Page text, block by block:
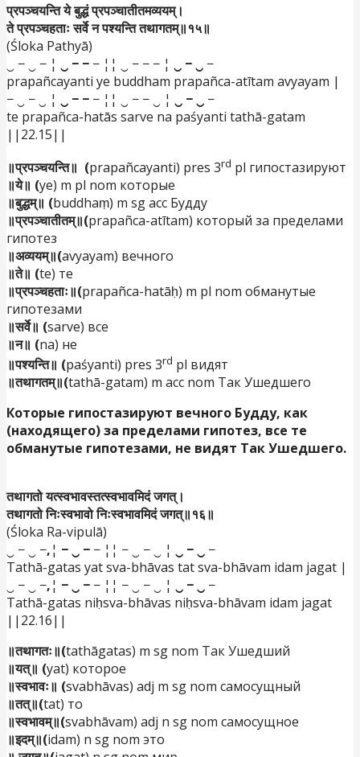
प्रपञ्चयन्ति ये बुद्धं प्रपञ्चातीतमव्ययम्।
ते प्रपञ्चहताः सर्वे न पश्यन्ति तथागतम्॥१५॥
(Śloka Pathyā)
‿ − ‿ − ¦ ‿ − − − ¦¦ ‿ − − − ¦ ‿ − ‿ −
prapañcayanti ye buddham prapañca-atītam avyayam |
− ‿ − ‿ ¦ ‿ − − − ¦¦ ‿ − − ‿ ¦ ‿ − ‿ −
te prapañca-hatās sarve na paśyanti tathā-gatam
||22.15||
॥प्रपञ्चयन्ति॥ (prapañcayanti) pres 3rd pl гипостазируют
॥ये॥ (ye) m pl nom которые
॥बुद्धम्॥ (buddhaṃ) m sg acc Будду
॥प्रपञ्चातीतम्॥(prapañca-atītam) который за пределами
гипотез
॥अव्ययम्॥(avyayam) вечного
॥ते॥ (te) те
॥प्रपञ्चहताः॥(prapañca-hatāḥ) m pl nom обманутые
гипотезами
॥सर्वे॥ (sarve) все
॥न॥ (na) не
॥पश्यन्ति॥ (paśyanti) pres 3rd pl видят
॥तथागतम्॥(tathā-gatam) m acc nom Так Ушедшего
Которые гипостазируют вечного Будду, как
(находящего) за пределами гипотез, все те
обманутые гипотезами, не видят Так Ушедшего.
तथागतो यत्स्वभावस्तत्स्वभावमिदं जगत्।
तथागतो निःस्वभावो निःस्वभावमिदं जगत्॥१६॥
(Śloka Ra-vipulā)
‿ − ‿ −,¦ − ‿ − − ¦¦ − ‿ − ‿ ¦ ‿ − ‿ −
Tathā-gatas yat sva-bhāvas tat sva-bhāvam idam jagat |
‿ − ‿ −,¦ − ‿ − − ¦¦ − ‿ − ‿ ¦ ‿ − ‿ −
Tathā-gatas niḥsva-bhāvas niḥsva-bhāvam idam jagat
||22.16||
॥तथागतः॥(tathāgatas) m sg nom Так Ушедший
॥यत्॥ (yat) которое
॥स्वभावः॥ (svabhāvas) adj m sg nom самосущный
॥तत्॥(tat) то
॥स्वभावम्॥(svabhāvam) adj n sg nom самосущное
॥इदम्॥(idam) n sg nom это